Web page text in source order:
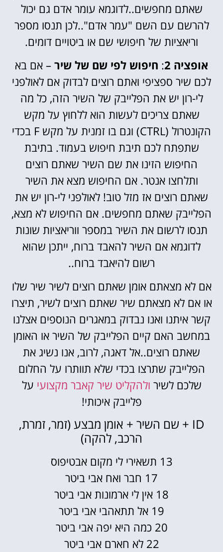
שאתם מחפשים..לדוגמא עומר אדם גם יכול
להרשם עם השם "עמר אדם"..לכן תנסו מספר
וריאציות של חיפושי שם או ביטויים דומים.
אופציה 2
: חיפוש לפי שם של שיר – אם בא
לכם שיר ספציפי ואתם רוצים לבדוק אם לאולפני
לי-רון יש את הפלייבק של השיר הזה, כל מה
שאתם צריכים לעשות הוא ללחוץ על מקש
הקונטרול (CTRL) וגם בו זמנית על מקש F בכדי
שתפתח לכם תיבת חיפוש בעמוד. בתיבת
החיפוש הזינו את שם השיר שאתם רוצים
ותלחצו אנטר. אם החיפוש מצא את השיר
שאתם רוצים אז מזל טוב! לאולפני לי-רון יש את
הפלייבק שאתם מחפשים. אם החיפוש לא מצא,
תנסו לרשום את השיר במספר ווריאציות שונות
לדוגמא אם השיר להאבד ברוח, ייתכן שהוא
רשום להיאבד ברוח..
אם לא מצאתם אומן שאתם רוצים לשיר שיר שלו
או אם לא מצאתם שיר שאתם רוצים לשיר, תיצרו
קשר איתנו ואנו נבדוק במאגרים הנוספים אצלנו
במחשב האם קיים הפלייבק של השיר או האומן
שאתם רוצים..אל דאגה, לרוב, אנו נשיג את
הפלייבק שתרצו בכדי שלא תוותרו על החלום
שלכם לשיר ולהקליט שיר קאבר מקצועי על
פלייבק איכותי!
ID + שם השיר + אומן מבצע (זמר, זמרת,
הרכב, להקה)
13 תשאירי לי מקום אבטיפוס
17 חבר ואח אבי ביטר
18 אין לי ארמונות אבי ביטר
19 אל תתאהבי אבי ביטר
20 כמה היא יפה אבי ביטר
22 לא חארם אבי ביטר